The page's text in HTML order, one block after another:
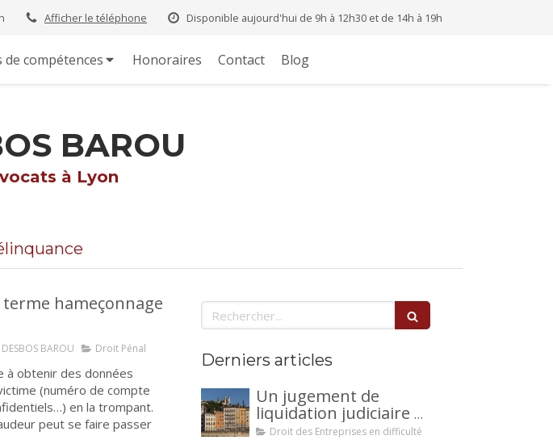
Disponible aujourd'hui de 9h à 12h30 et de 14h à 19h
Afficher le téléphone
compétences Honoraires Contact Blog
BAROU
à Lyon
hameçonnage
DESBOS BAROU Droit Pénal
à obtenir des données
(numéro de compte
en la trompant.
peut se faire passer
Rechercher
Derniers articles
Un jugement de
liquidation judiciaire a
été prononcée à votre
Droit des Entreprises en difficulté